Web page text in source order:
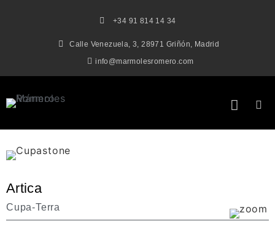
+34 91 814 14 34
Calle Venezuela, 3, 28971 Griñón, Madrid
info@marmolesromero.com
Artica
Cupa-Terra